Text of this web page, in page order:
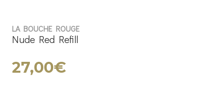
LA BOUCHE ROUGE
Nude Red Refill
27,00€